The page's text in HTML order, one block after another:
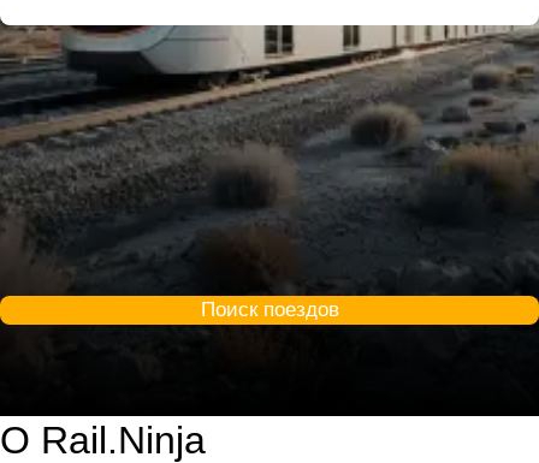
Поиск поездов
О Rail.Ninja